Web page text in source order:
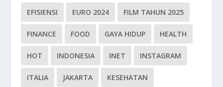
EFISIENSI EURO 2024 FILM TAHUN 2025
FINANCE FOOD GAYA HIDUP HEALTH
HOT INDONESIA INET INSTAGRAM
ITALIA JAKARTA KESEHATAN